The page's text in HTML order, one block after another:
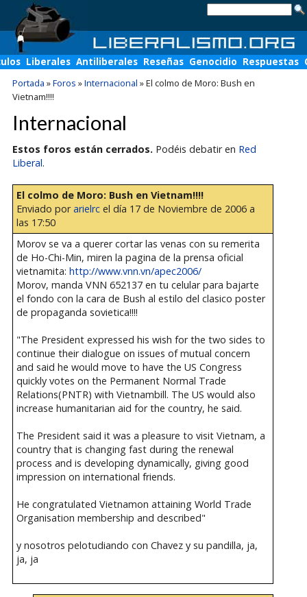
Liberales Antiliberales Reseñas Genocidio Respuestas
Portada »Foros »Internacional »El colmo de Moro: Bush en
Vietnam!!!!
Internacional
Estos foros están cerrados. Podéis debatir en Red
Liberal.
El colmo de Moro: Bush en Vietnam!!!!
Enviado porarielrcel día 17 de Noviembre de 2006 a
las 17:50
Morov se va a querer cortar las venas con su remerita
de Ho-Chi-Min, miren la pagina de la prensa oficial
vietnamita: http://www.vnn.vn/apec2006/
Morov, manda VNN 652137 en tu celular para bajarte
el fondo con la cara de Bush al estilo del clasico poster
de propaganda sovietica!!!!
"The President expressed his wish for the two sides to
continue their dialogue on issues of mutual concern
and said he would move to have the US Congress
quickly votes on the Permanent Normal Trade
Relations(PNTR) with Vietnambill. The US would also
increase humanitarian aid for the country, he said.
The President said it was a pleasure to visit Vietnam, a
country that is changing fast during the renewal
process and is developing dynamically, giving good
impression on international friends.
He congratulated Vietnamon attaining World Trade
Organisation membership and described"
y nosotros pelotudiando con Chavez y su pandilla, ja,
ja, ja